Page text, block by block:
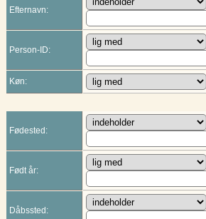
Efternavn:
Person-ID:
Køn:
Fødested:
Født år:
Dåbssted: